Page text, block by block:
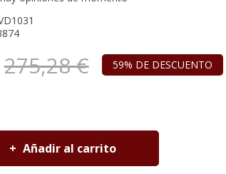
275,28 € 59% DE DESCUENTO
Añadir al carrito